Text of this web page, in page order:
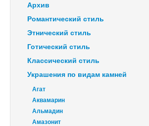
Архив
Романтический стиль
Этнический стиль
Готический стиль
Классический стиль
Украшения по видам камней
Агат
Аквамарин
Альмадин
Амазонит